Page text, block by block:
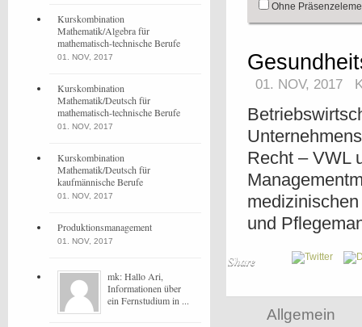
Ohne
01. NOV, 2017
Recht – VWL
und
Share
Allgemein
Kurskombination
Mathematik/Algebra für
mathematisch-technische Berufe
01. NOV, 2017
Kurskombination
Mathematik/Deutsch für
mathematisch-technische Berufe
01. NOV, 2017
Kurskombination
Mathematik/Deutsch für
kaufmännische Berufe
01. NOV, 2017
Produktionsmanagement
01. NOV, 2017
mk: Hallo Ari,
Informationen über
ein Fernstudium in ...